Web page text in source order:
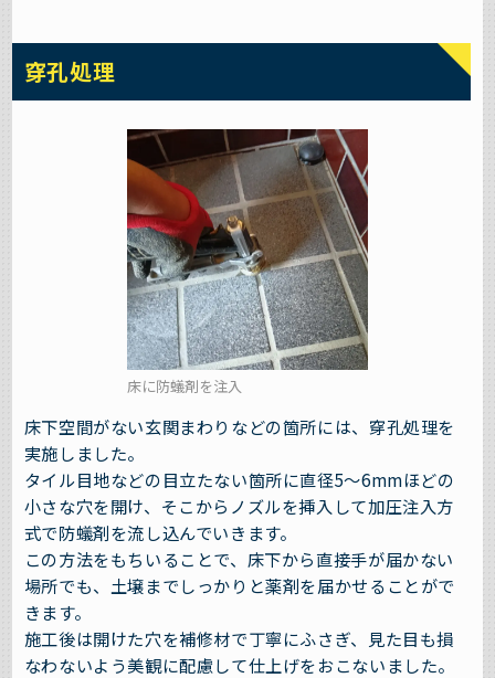
穿孔処理
床に防蟻剤を注入
床下空間がない玄関まわりなどの箇所には、穿孔処理を
実施しました。
タイル目地などの目立たない箇所に直径5～6mmほどの
小さな穴を開け、そこからノズルを挿入して加圧注入方
式で防蟻剤を流し込んでいきます。
この方法をもちいることで、床下から直接手が届かない
場所でも、土壌までしっかりと薬剤を届かせることがで
きます。
施工後は開けた穴を補修材で丁寧にふさぎ、見た目も損
なわないよう美観に配慮して仕上げをおこないました。